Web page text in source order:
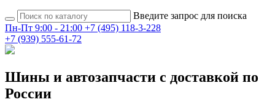
Введите запрос для поиска
Пн-Пт 9:00 - 21:00 +7 (495) 118-3-228
+7 (939) 555-61-72
Шины и автозапчасти с доставкой по
России